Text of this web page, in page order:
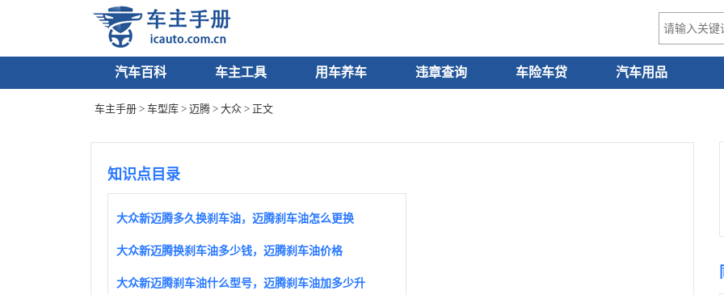
汽车百科 车主工具 用车养车 违章查询 车险车贷 汽车用品
车主手册 > 车型库 > 迈腾 > 大众 > 正文
知识点目录
大众新迈腾多久换刹车油，迈腾刹车油怎么更换
大众新迈腾换刹车油多少钱，迈腾刹车油价格
大众新迈腾刹车油什么型号，迈腾刹车油加多少升